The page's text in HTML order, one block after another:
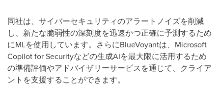
同社は、サイバーセキュリティのアラートノイズを削減
し、新たな脆弱性の深刻度を迅速かつ正確に予測するため
にMLを使用しています。さらにBlueVoyantは、Microsoft
Copilot for Securityなどの生成AIを最大限に活用するため
の準備評価やアドバイザリーサービスを通じて、クライア
ントを支援することができます。